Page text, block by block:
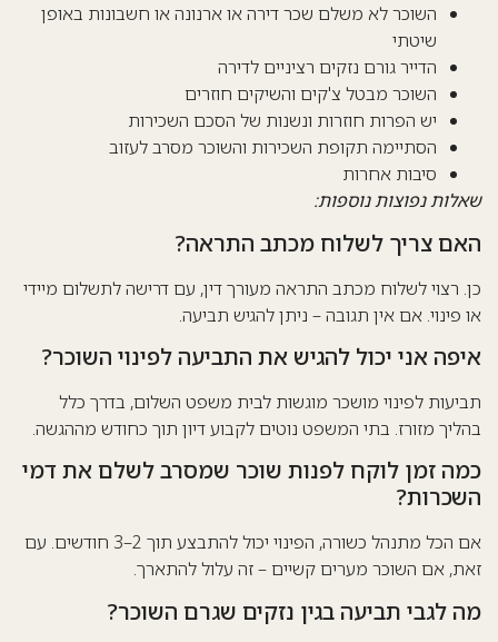
השוכר לא משלםשכר דירהאו ארנונה או חשבונות באופן
שיטתי
הדייר גורם נזקים רציניים לדירה
השוכר מבטל צ'קים והשיקים חוזרים
יש הפרות חוזרות ונשנות של הסכם השכירות
הסתיימה תקופת השכירות והשוכר מסרב לעזוב
סיבות אחרות
נפוצות נוספות:
צריך לשלוח מכתב התראה?
רצוי לשלוח מכתב התראה מעורך דין, עם דרישה לתשלום מיידי
פינוי. אם אין תגובה – ניתן להגיש תביעה.
אני יכול להגיש את התביעה לפינוי השוכר?
לפינוי מושכר מוגשות לבית משפט השלום, בדרך כלל
מזורז. בתי המשפט נוטים לקבוע דיון תוך כחודש מההגשה.
זמן לוקח לפנות שוכר שמסרב לשלם את דמי
אם הכל מתנהל כשורה, הפינוי יכול להתבצע תוך 2–3 חודשים. עם
אם השוכר מערים קשיים – זה עלול להתארך.
לגבי תביעה בגין נזקים שגרם השוכר?